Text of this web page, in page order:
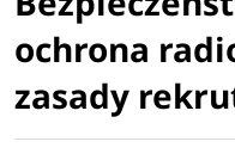
ochrona
zasady